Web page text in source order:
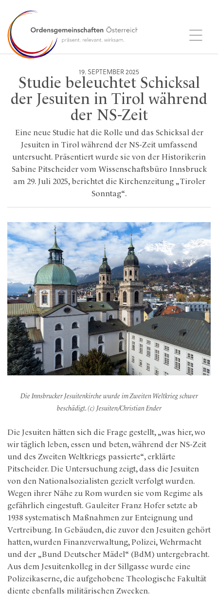
19. SEPTEMBER 2025
Studie beleuchtet Schicksal
der Jesuiten in Tirol während
der NS-Zeit
Eine neue Studie hat die Rolle und das Schicksal der
Jesuiten in Tirol während der NS-Zeit umfassend
untersucht. Präsentiert wurde sie von der Historikerin
Sabine Pitscheider vom Wissenschaftsbüro Innsbruck
am 29. Juli 2025, berichtet die Kirchenzeitung „Tiroler
Sonntag“.
Die Innsbrucker Jesuitenkirche wurde im Zweiten Weltkrieg schwer
beschädigt. (c) Jesuiten/Christian Ender
Die Jesuiten hätten sich die Frage gestellt, „was hier, wo
wir täglich leben, essen und beten, während der NS-Zeit
und des Zweiten Weltkriegs passierte“, erklärte
Pitscheider. Die Untersuchung zeigt, dass die Jesuiten
von den Nationalsozialisten gezielt verfolgt wurden.
Wegen ihrer Nähe zu Rom wurden sie vom Regime als
gefährlich eingestuft. Gauleiter Franz Hofer setzte ab
1938 systematisch Maßnahmen zur Enteignung und
Vertreibung. In Gebäuden, die zuvor den Jesuiten gehört
hatten, wurden Finanzverwaltung, Polizei, Wehrmacht
und der „Bund Deutscher Mädel“ (BdM) untergebracht.
Aus dem Jesuitenkolleg in der Sillgasse wurde eine
Polizeikaserne, die aufgehobene Theologische Fakultät
diente ebenfalls militärischen Zwecken.